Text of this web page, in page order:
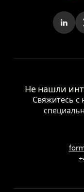
Не нашли
Свяжитесь с